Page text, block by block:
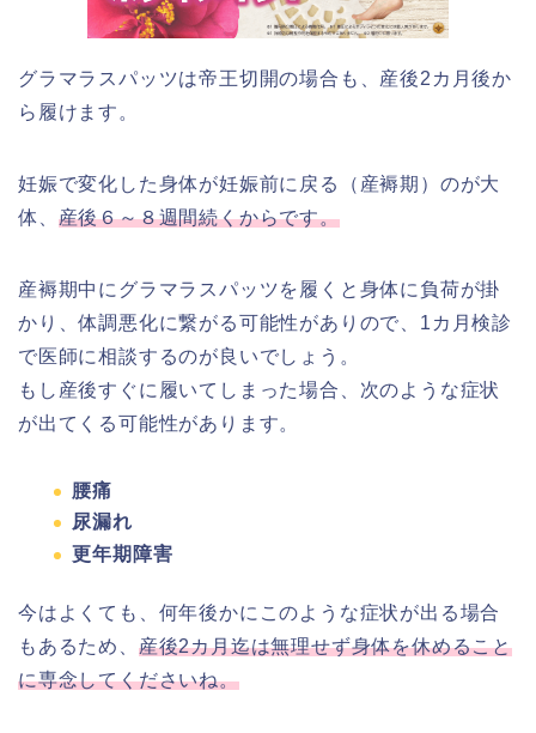
グラマラスパッツは帝王切開の場合も、産後2カ月後か
ら履けます。
妊娠で変化した身体が妊娠前に戻る（産褥期）のが大
体、 産後６～８週間続くからです。
産褥期中にグラマラスパッツを履くと身体に負荷が掛
かり、体調悪化に繋がる可能性がありので
1カ月検診
で医師に相談するのが良いでしょう。
もし産後すぐに履いてしまった場合、次のような症状
が出てくる可能性があります。
腰痛
尿漏れ
更年期障害
今はよくても、何年後かにこのような症状が出る場合
もあるため、 産後2カ月迄は無理せず身体を休めること
に専念してくださいね。